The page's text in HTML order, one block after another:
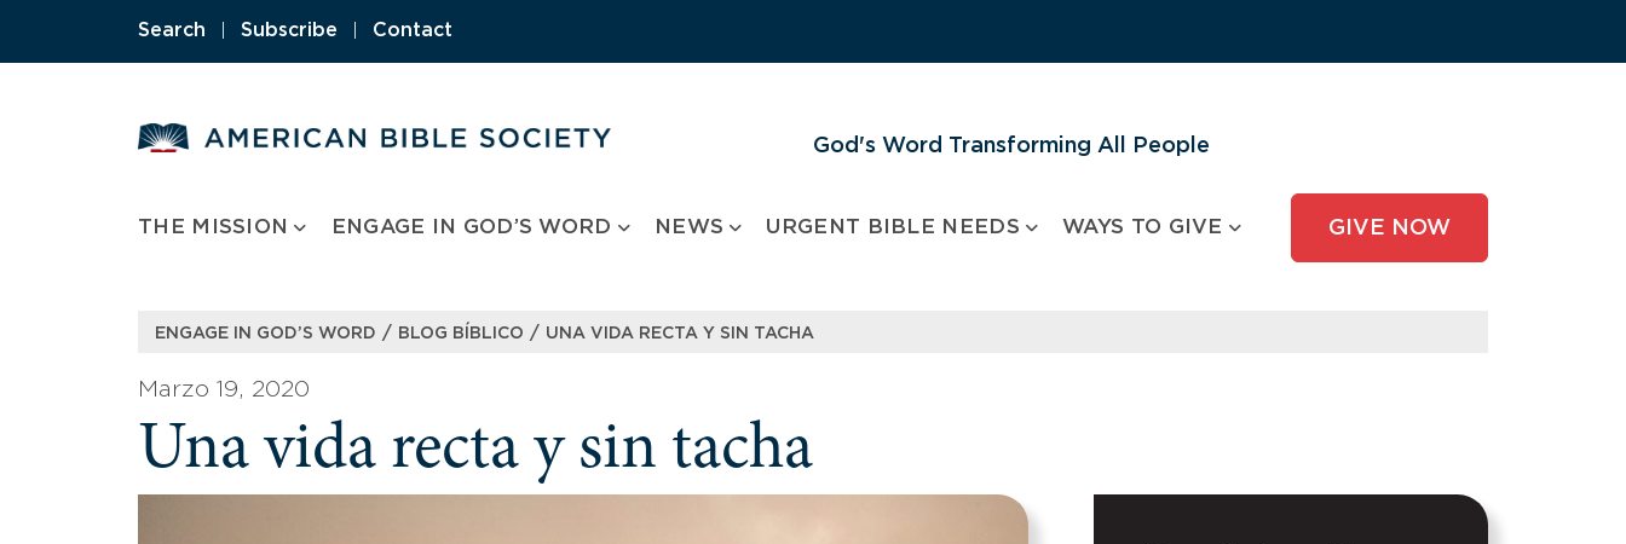
Search Subscribe Contact
God's Word Transforming All People
THE MISSION ENGAGE IN GOD’S WORD NEWS URGENT BIBLE NEEDS WAYS TO GIVE GIVE NOW
ENGAGE IN GOD’S WORD / BLOG BÍBLICO / UNA VIDA RECTA Y SIN TACHA
Marzo 19, 2020
Una vida recta y sin tacha